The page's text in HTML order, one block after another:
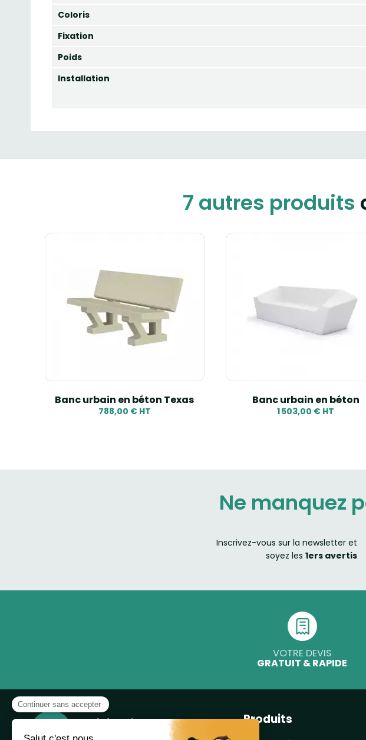
Coloris
Fixation
Poids
Installation
7 autres produits
Banc urbain en béton Texas
788,00 € HT
Banc urbain en béton
1 503,00 € HT
Ne manquez
Inscrivez-vous sur la newsletter et
soyez les 1ers avertis
VOTRE DEVIS
GRATUIT & RAPIDE
Produits